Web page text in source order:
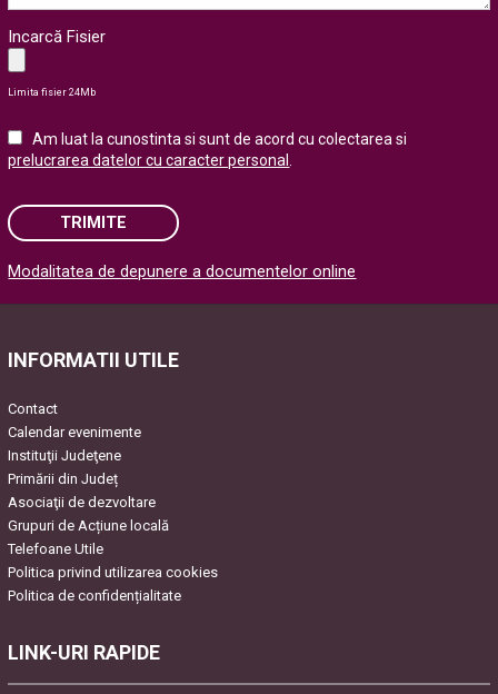
Incarcă Fisier
Limita fisier 24Mb
Am luat la cunostinta si sunt de acord cu colectarea si
prelucrarea datelor cu caracter personal
TRIMITE
Please leave this field empty.
Modalitatea de depunere a documentelor online
INFORMATII UTILE
Contact
Calendar evenimente
Instituţii Judeţene
Primării din Județ
Asociaţii de dezvoltare
Grupuri de Acțiune locală
Telefoane Utile
Politica privind utilizarea cookies
Politica de confidențialitate
LINK-URI RAPIDE